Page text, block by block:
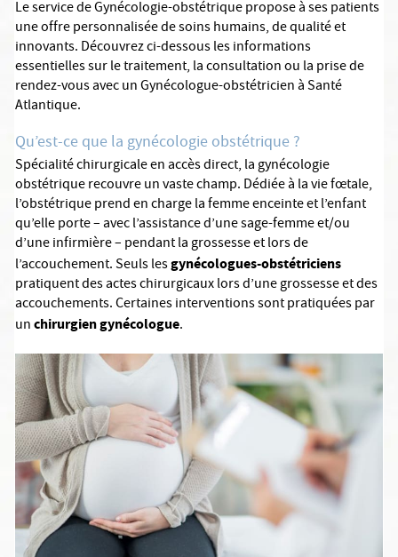
Le service de Gynécologie-obstétrique propose à ses patients
une offre personnalisée de soins humains, de qualité et
innovants. Découvrez ci-dessous les informations
essentielles sur le traitement, la consultation ou la prise de
rendez-vous avec un Gynécologue-obstétricien à Santé
Atlantique.
Qu’est-ce que la gynécologie obstétrique ?
Spécialité chirurgicale en accès direct, la gynécologie
obstétrique recouvre un vaste champ. Dédiée à la vie fœtale,
l’obstétrique prend en charge la femme enceinte et l’enfant
qu’elle porte – avec l’assistance d’une sage-femme et/ou
d’une infirmière – pendant la grossesse et lors de
l’accouchement. Seuls lesgynécologues-obstétriciens
pratiquent des actes chirurgicaux lors d’une grossesse et des
accouchements. Certaines interventions sont pratiquées par
unchirurgien gynécologue.